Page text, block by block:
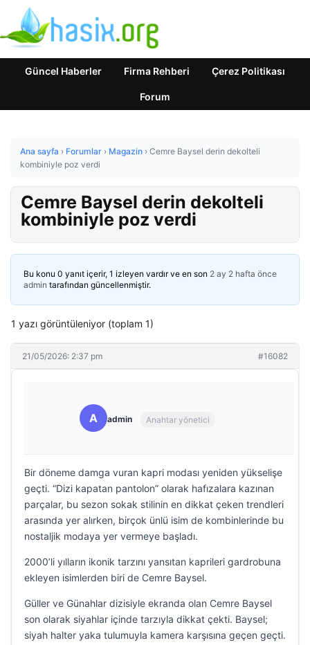
Güncel Haberler Firma Rehberi Çerez Politikası
Forum
Ana sayfa › Forumlar › Magazin › Cemre Baysel derin dekolteli
kombiniyle poz verdi
Cemre Baysel derin dekolteli
kombiniyle poz verdi
Bu konu 0 yanıt içerir, 1 izleyen vardır ve en son 2 ay 2 hafta önce
admin tarafından güncellenmiştir.
1 yazı görüntüleniyor (toplam 1)
21/05/2026: 2:37 pm #16082
A admin Anahtar yönetici
Bir döneme damga vuran kapri modası yeniden yükselişe
geçti. “Dizi kapatan pantolon” olarak hafızalara kazınan
parçalar, bu sezon sokak stilinin en dikkat çeken trendleri
arasında yer alırken, birçok ünlü isim de kombinlerinde bu
nostaljik modaya yer vermeye başladı.
2000’li yılların ikonik tarzını yansıtan kaprileri gardrobuna
ekleyen isimlerden biri de Cemre Baysel.
Güller ve Günahlar dizisiyle ekranda olan Cemre Baysel
son olarak siyahlar içinde tarzıyla dikkat çekti. Baysel;
siyah halter yaka tulumuyla kamera karşısına geçen geçti.